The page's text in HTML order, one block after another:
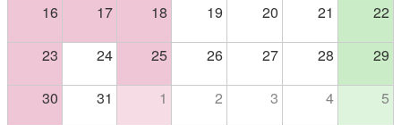
16 17 18 19 20 21 22
23 24 25 26 27 28 29
30 31 1 2 3 4 5